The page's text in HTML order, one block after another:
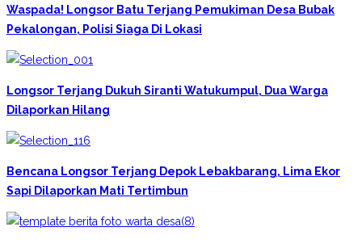
Waspada! Longsor Batu Terjang Pemukiman Desa Bubak
Pekalongan, Polisi Siaga Di Lokasi
Longsor Terjang Dukuh Siranti Watukumpul, Dua Warga
Dilaporkan Hilang
Bencana Longsor Terjang Depok Lebakbarang, Lima Ekor
Sapi Dilaporkan Mati Tertimbun